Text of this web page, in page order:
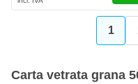
1
Carta vetrata grana